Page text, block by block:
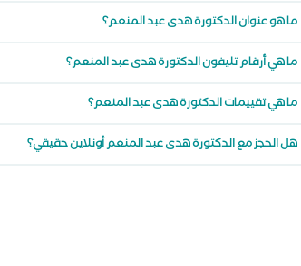
ما هو عنوان الدكتورة هدى عبد المنعم؟
ما هي أرقام تليفون الدكتورة هدى عبد المنعم؟
ما هي تقييمات الدكتورة هدى عبد المنعم؟
هل الحجز مع الدكتورة هدى عبد المنعم أونلاين حقيقي؟